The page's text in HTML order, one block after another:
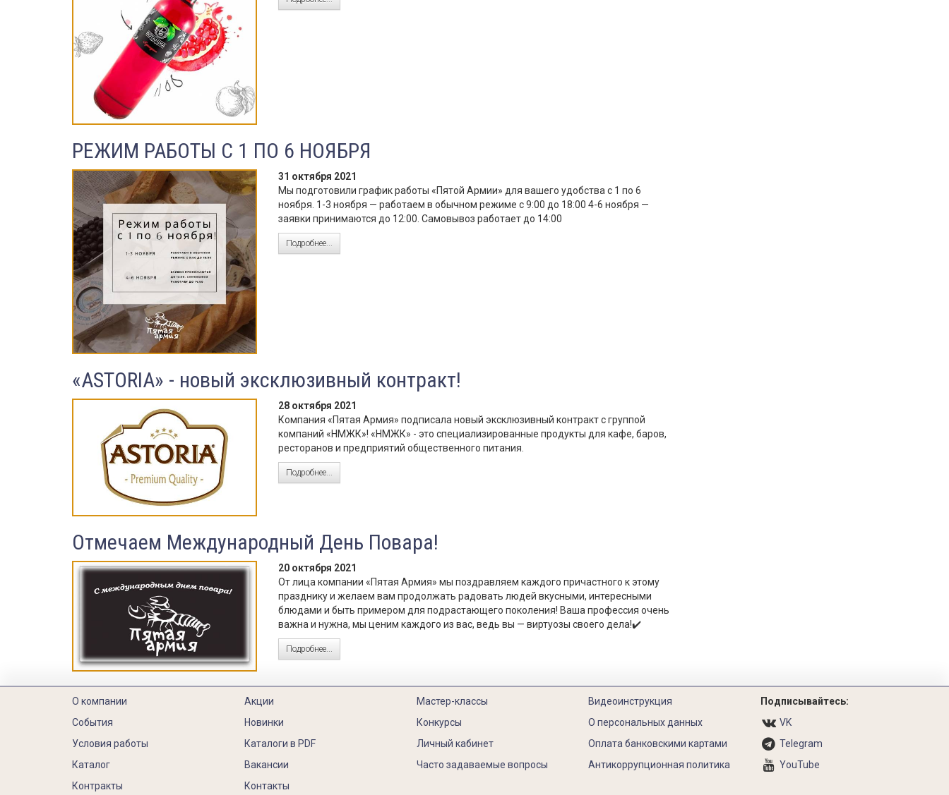
РЕЖИМ РАБОТЫ С 1 ПО 6 НОЯБРЯ
31 октября 2021
Мы подготовили график работы «Пятой Армии» для вашего удобства с 1 по 6
ноября. 1-3 ноября — работаем в обычном режиме с 9:00 до 18:00 4-6 ноября —
заявки принимаются до 12:00. Самовывоз работает до 14:00
Подробнее...
«ASTORIA» - новый эксклюзивный контракт!
28 октября 2021
Компания «Пятая Армия» подписала новый эксклюзивный контракт с группой
компаний «НМЖК»! «НМЖК» - это специализированные продукты для кафе, баров,
ресторанов и предприятий общественного питания.
Подробнее...
Отмечаем Международный День Повара!
20 октября 2021
От лица компании «Пятая Армия» мы поздравляем каждого причастного к этому
празднику и желаем вам продолжать радовать людей вкусными, интересными
блюдами и быть примером для подрастающего поколения! Ваша профессия очень
важна и нужна, мы ценим каждого из вас, ведь вы — виртуозы своего дела!✔️
Подробнее...
О компании
События
Условия работы
Каталог
Контракты
Акции
Новинки
Каталоги в PDF
Вакансии
Контакты
Мастер-классы
Конкурсы
Личный кабинет
Часто задаваемые вопросы
Видеоинструкция
О персональных данных
Оплата банковскими картами
Антикоррупционная политика
Подписывайтесь:
VK
Telegram
YouTube